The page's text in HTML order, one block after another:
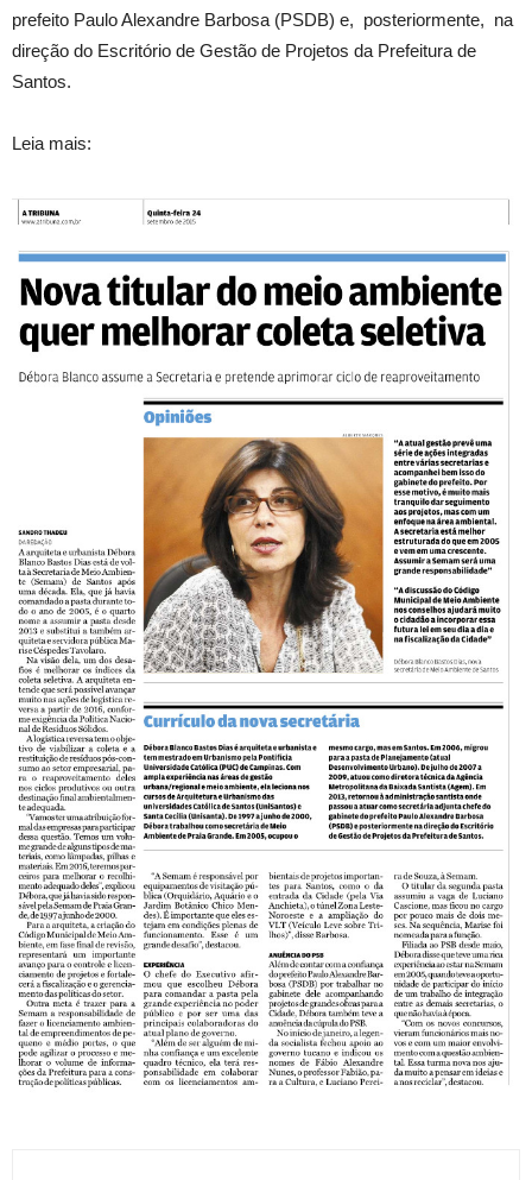
prefeito Paulo Alexandre Barbosa (PSDB) e, posteriormente, na
direção do Escritório de Gestão de Projetos da Prefeitura de
Santos.
Leia mais: